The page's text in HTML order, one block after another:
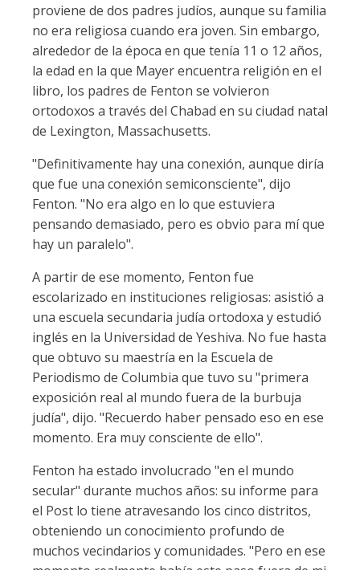
proviene de dos padres judíos, aunque su familia
no era religiosa cuando era joven. Sin embargo,
alrededor de la época en que tenía 11 o 12 años,
la edad en la que Mayer encuentra religión en el
libro, los padres de Fenton se volvieron
ortodoxos a través del Chabad en su ciudad natal
de Lexington, Massachusetts.
"Definitivamente hay una conexión, aunque diría
que fue una conexión semiconsciente", dijo
Fenton. "No era algo en lo que estuviera
pensando demasiado, pero es obvio para mí que
hay un paralelo".
A partir de ese momento, Fenton fue
escolarizado en instituciones religiosas: asistió a
una escuela secundaria judía ortodoxa y estudió
inglés en la Universidad de Yeshiva. No fue hasta
que obtuvo su maestría en la Escuela de
Periodismo de Columbia que tuvo su "primera
exposición real al mundo fuera de la burbuja
judía", dijo. "Recuerdo haber pensado eso en ese
momento. Era muy consciente de ello".
Fenton ha estado involucrado "en el mundo
secular" durante muchos años: su informe para
el Post lo tiene atravesando los cinco distritos,
obteniendo un conocimiento profundo de
muchos vecindarios y comunidades. "Pero en ese